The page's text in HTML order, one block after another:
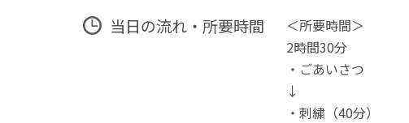
当日の流れ・所要時間
＜所要時間＞
2時間30分
・ごあいさつ
↓
・刺繍（40分）